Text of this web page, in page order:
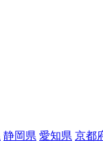
静岡県 愛知県 京都